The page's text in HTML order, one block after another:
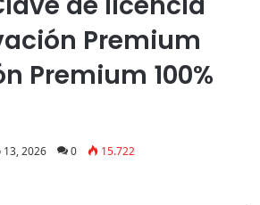
Premium
Premium 100%
13, 2026 0
15.722